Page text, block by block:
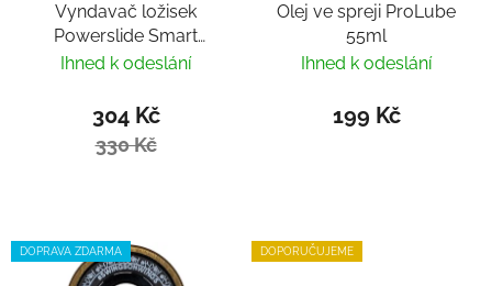
Vyndavač ložisek
Powerslide Smart
Bearing Remover by
Ihned k odeslání
304 Kč
330 Kč
Olej ve spreji ProLube
55ml
Ihned k odeslání
199 Kč
DOPRAVA ZDARMA DOPORUČUJEME